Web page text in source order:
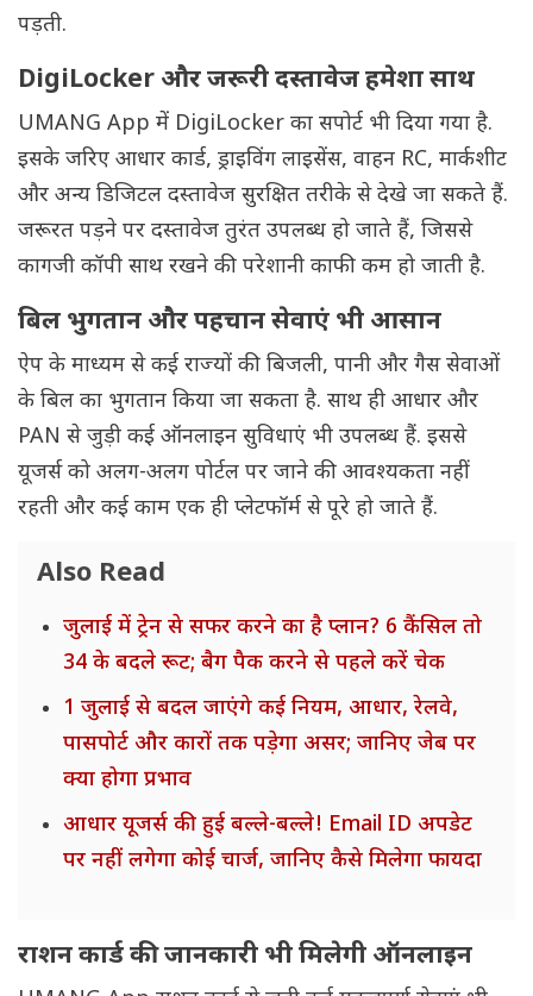
पड़ती.
DigiLocker और जरूरी दस्तावेज हमेशा साथ
UMANG App में DigiLocker का सपोर्ट भी दिया गया है.
इसके जरिए आधार कार्ड, ड्राइविंग लाइसेंस, वाहन RC, मार्कशीट
और अन्य डिजिटल दस्तावेज सुरक्षित तरीके से देखे जा सकते हैं.
जरूरत पड़ने पर दस्तावेज तुरंत उपलब्ध हो जाते हैं, जिससे
कागजी कॉपी साथ रखने की परेशानी काफी कम हो जाती है.
बिल भुगतान और पहचान सेवाएं भी आसान
ऐप के माध्यम से कई राज्यों की बिजली, पानी और गैस सेवाओं
के बिल का भुगतान किया जा सकता है. साथ ही आधार और
PAN से जुड़ी कई ऑनलाइन सुविधाएं भी उपलब्ध हैं. इससे
यूजर्स को अलग-अलग पोर्टल पर जाने की आवश्यकता नहीं
रहती और कई काम एक ही प्लेटफॉर्म से पूरे हो जाते हैं.
Also Read
जुलाई में ट्रेन से सफर करने का है प्लान? 6 कैंसिल तो
34 के बदले रूट; बैग पैक करने से पहले करें चेक
1 जुलाई से बदल जाएंगे कई नियम, आधार, रेलवे,
पासपोर्ट और कारों तक पड़ेगा असर; जानिए जेब पर
क्या होगा प्रभाव
आधार यूजर्स की हुई बल्ले-बल्ले! Email ID अपडेट
पर नहीं लगेगा कोई चार्ज, जानिए कैसे मिलेगा फायदा
राशन कार्ड की जानकारी भी मिलेगी ऑनलाइन